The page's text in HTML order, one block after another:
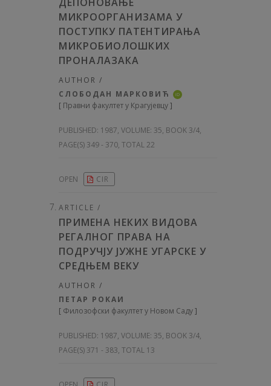
МИКРООРГАНИЗАМА У
ПОСТУПКУ ПАТЕНТИРАЊА
МИКРОБИОЛОШКИХ
ПРОНАЛАЗАКА
AUTHOR /
СЛОБОДАН МАРКОВИЋ
iD
[ Правни факултет у Крагујевцу]
PUBLISHED: 1987, VOLUME: 35, BOOK 3/4,
PAGE(S) 349 - 370, TOTAL 22
OPEN CIR
ARTICLE /
ПРИМЕНА НЕКИХ ВИДОВА
РЕГАЛНОГ ПРАВА НА
ПОДРУЧЈУ ЈУЖНЕ УГАРСКЕ У
СРЕДЊЕМ BEKУ
AUTHOR /
ПЕТАР РОКАИ
[ Филозофски факултет у Новом Саду]
PUBLISHED: 1987, VOLUME: 35, BOOK 3/4,
PAGE(S) 371 - 383, TOTAL 13